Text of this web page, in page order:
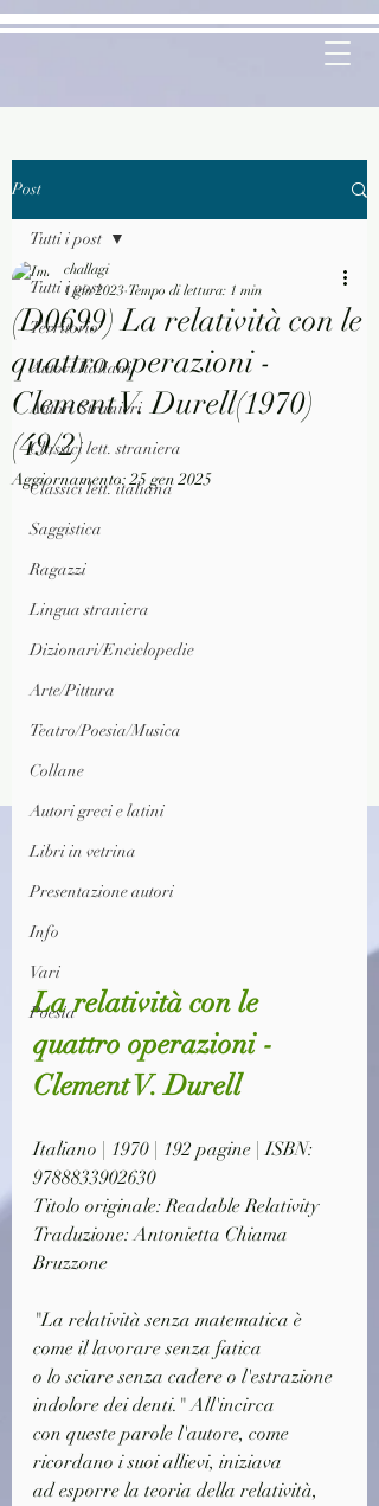
Post
Tutti i post
Territorio
Autori Italiani
Autori Stranieri
Classici lett. straniera
Classici lett. italiana
Saggistica
Ragazzi
Lingua straniera
Dizionari/Enciclopedie
Arte/Pittura
Teatro/Poesia/Musica
Collane
Autori greci e latini
Libri in vetrina
Presentazione autori
Info
Vari
Poesia
Tutti i post
(D0699) La relatività con le
quattro operazioni -
Clement V. Durell(1970)
(49/2)
challagi
1 giu 2023 Tempo di lettura: 1 min
Aggiornamento:25 gen 2025
La relatività con le
quattro operazioni -
Clement V. Durell
Italiano | 1970 | 192 pagine | ISBN:
9788833902630
Titolo originale: Readable Relativity
Traduzione: Antonietta Chiama
Bruzzone
"La relatività senza matematica è
come il lavorare senza fatica
o lo sciare senza cadere o l'estrazione
indolore dei denti." All'incirca
con queste parole l'autore, come
ricordano i suoi allievi, iniziava
ad esporre la teoria della relatività,